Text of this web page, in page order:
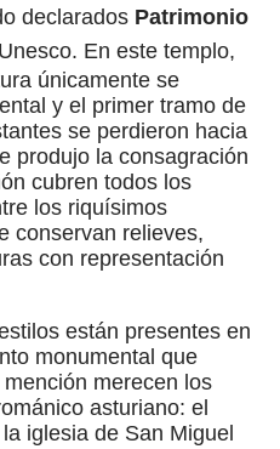
declarados Patrimonio
En este templo,
únicamente se
y el primer tramo de
se perdieron hacia
produjo la consagración
cubren todos los
los riquísimos
conservan relieves,
con representación
están presentes en
monumental que
merecen los
asturiano: el
iglesia de San Miguel